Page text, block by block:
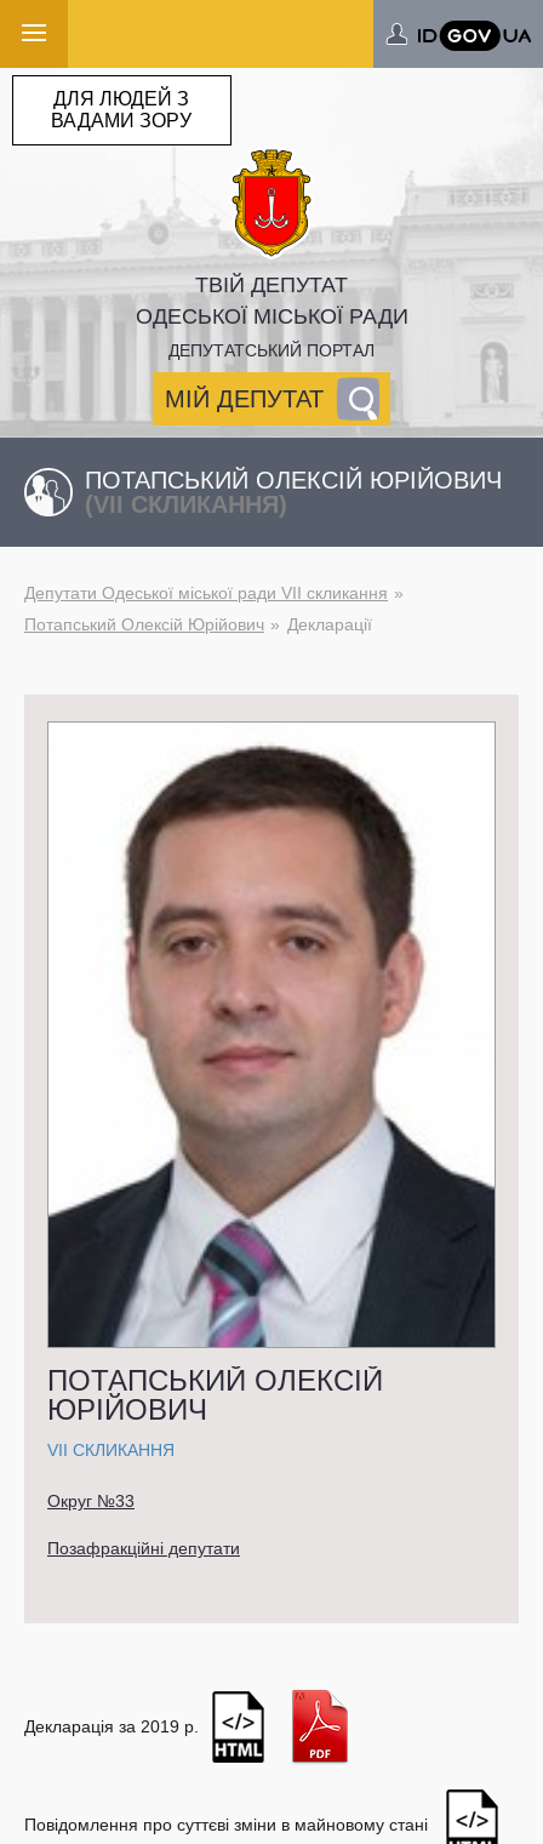
ТВІЙ ДЕПУТАТ
ОДЕСЬКОЇ МІСЬКОЇ РАДИ
ДЕПУТАТСЬКИЙ ПОРТАЛ
МІЙ ДЕПУТАТ
ДЛЯ ЛЮДЕЙ З
ВАДАМИ ЗОРУ
ПОТАПСЬКИЙ ОЛЕКСІЙ ЮРІЙОВИЧ
(VII СКЛИКАННЯ)
Депутати Одеської міської ради VII скликання
Потапський Олексій Юрійович
Декларації
ПОТАПСЬКИЙ ОЛЕКСІЙ
ЮРІЙОВИЧ
VII СКЛИКАННЯ
Округ №33
Позафракційні депутати
Декларація за 2019 р.
Повідомлення про суттєві зміни в майновому стані